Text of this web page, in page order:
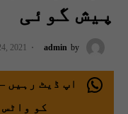
پیش گوئی
by
admin
2021
اپ ڈیٹ رہیں
کو